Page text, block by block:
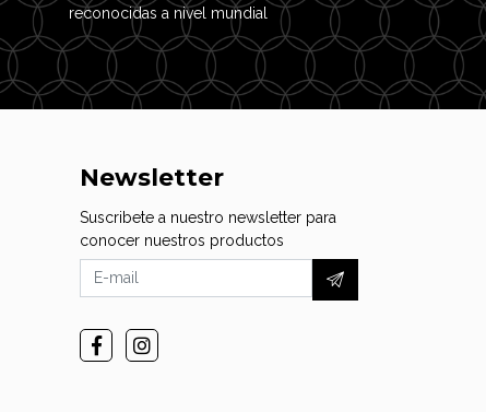
reconocidas a nivel mundial
Newsletter
Suscribete a nuestro newsletter para
conocer nuestros productos